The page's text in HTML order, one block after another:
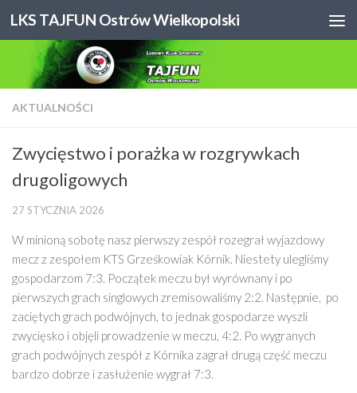
Skip to content
LKS TAJFUN Ostrów Wielkopolski
AKTUALNOŚCI
Zwycięstwo i porażka w rozgrywkach
drugoligowych
27 STYCZNIA 2026
W minioną sobotę nasz pierwszy zespół rozegrał wyjazdowy
mecz z zespołem KTS Grześkowiak Kórnik. Niestety ulegliśmy
gospodarzom 7:3. Początek meczu był wyrównany i po
pierwszych grach singlowych zremisowaliśmy 2:2. Następnie, po
zaciętych grach podwójnych, to jednak gospodarze wyszli
zwycięsko i objęli prowadzenie w meczu, 4:2. Po wygranych
grach podwójnych zespół z Kórnika zagrał drugą część meczu
bardzo dobrze i zasłużenie wygrał 7:3.